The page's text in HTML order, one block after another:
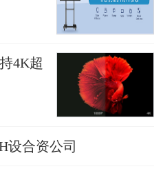
4K超
设合资公司